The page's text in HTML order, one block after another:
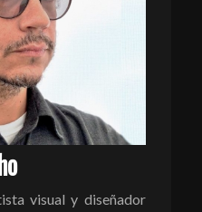
visual y diseñador